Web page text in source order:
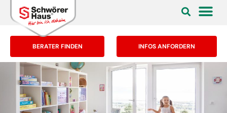
BERATER FINDEN INFOS ANFORDERN